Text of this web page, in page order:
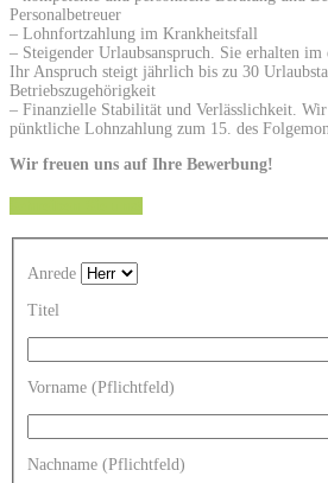
Personalbetreuer
– Lohnfortzahlung im Krankheitsfall
– Steigender Urlaubsanspruch. Sie erhalten im
Ihr Anspruch steigt jährlich bis zu 30
Betriebszugehörigkeit
– Finanzielle Stabilität und Verlässlichkeit.
pünktliche Lohnzahlung zum 15. des
Wir freuen uns auf Ihre Bewerbung!
Anrede
Titel
Vorname (Pflichtfeld)
Nachname (Pflichtfeld)